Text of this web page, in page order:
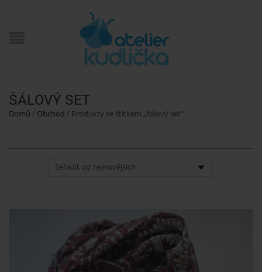
ŠÁLOVÝ SET
Domů / Obchod / Produkty se štítkem „šálový set“